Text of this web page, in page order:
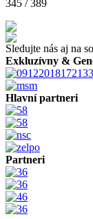
345 / 389
Sledujte nás aj na
Exkluzívny &
Hlavní partneri
Partneri